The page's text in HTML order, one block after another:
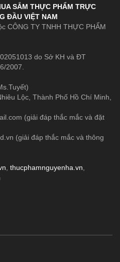
SẮM THỰC PHẨM TRỰC
ĐẦU VIỆT NAM
CÔNG TY TNHH THỰC PHẨM
do Sở KH và ĐT
2007.
Lộc, Thành Phố Hồ Chí Minh,
(giải đáp thắc mắc và đặt
(giải đáp thắc mắc và thông
thucphamnguyenha.vn